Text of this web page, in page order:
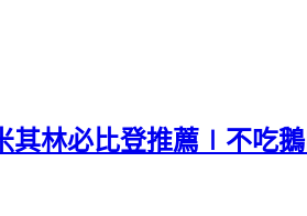
其林必比登推薦∣不吃